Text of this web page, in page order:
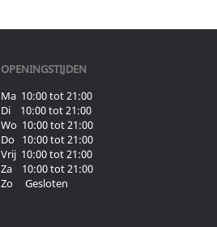
OPENINGSTIJDEN
Ma 10:00 tot 21:00
Di 10:00 tot 21:00
Wo 10:00 tot 21:00
Do 10:00 tot 21:00
Vrij 10:00 tot 21:00
Za 10:00 tot 21:00
Zo Gesloten